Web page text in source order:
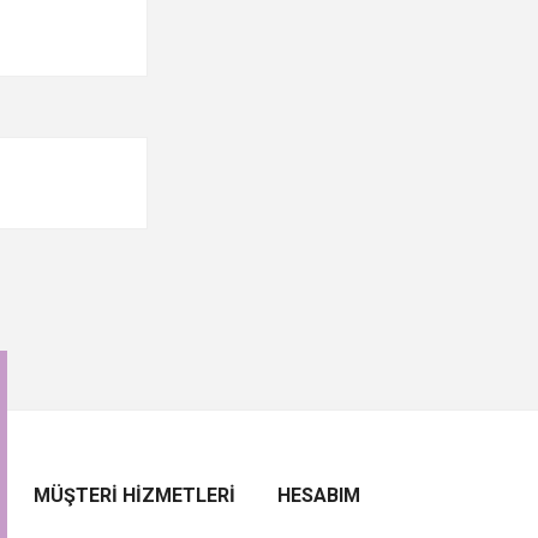
MÜŞTERI HIZMETLERI HESABIM